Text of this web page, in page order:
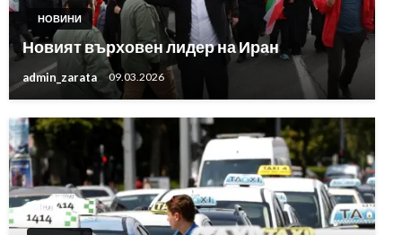
НОВИНИ
Новият върховен лидер на Иран
admin_zarata 09.03.2026